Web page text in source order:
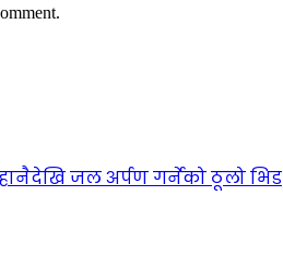
जल अर्पण गर्नेको ठूलो भिड